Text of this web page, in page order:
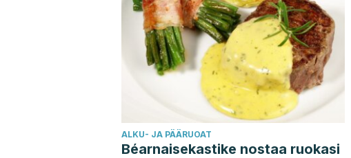
ALKU- JA PÄÄRUOAT
Béarnaisekastike nostaa ruokasi